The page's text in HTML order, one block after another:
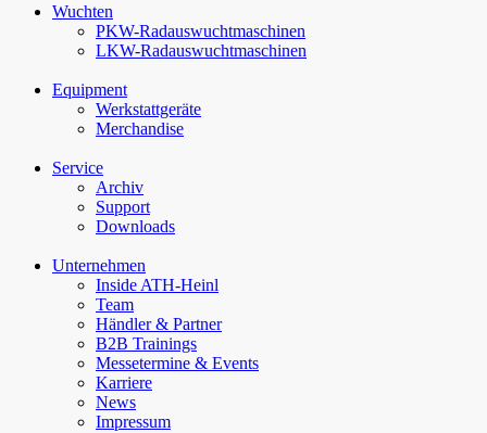
Wuchten
PKW-Rad­auswucht­maschinen
LKW-Rad­auswucht­maschinen
Equipment
Werkstattgeräte
Merchandise
Service
Archiv
Support
Downloads
Unternehmen
Inside ATH-Heinl
Team
Händler & Partner
B2B Trainings
Messetermine & Events
Karriere
News
Impressum